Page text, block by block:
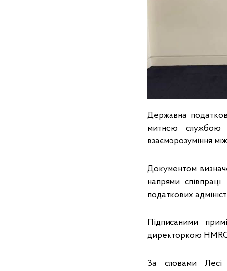
Державна
митною службою
взаєморозуміння
Документом
напрями співпраці
податкових
Підписаними
директоркою HMRC
За словами Лесі